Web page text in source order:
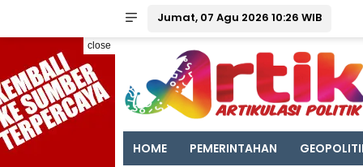
Jumat, 07 Agu 2026 10:26 WIB
close
HOME PEMERINTAHAN